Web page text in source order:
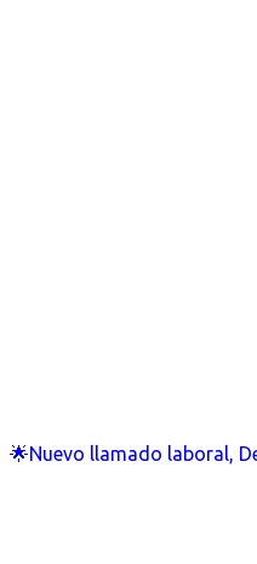
🌟Nuevo llamado laboral,